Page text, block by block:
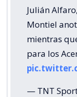
Julián
Montiel
mientras
para los
— TNT